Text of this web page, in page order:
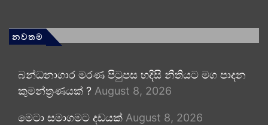
නවතම
බන්ධනාගාර මරණ පිටුපස හදිසි නීතියට මග පාදන
කුමන්ත්‍රණයක් ? August 8, 2026
මෙටා සමාගමට දඩයක් August 8, 2026